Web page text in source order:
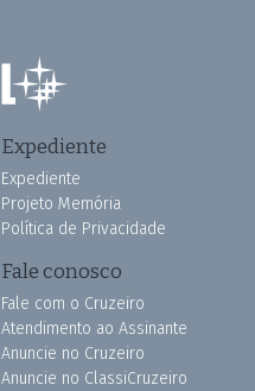
Expediente
Expediente
Projeto Memória
Política de Privacidade
Fale conosco
Fale com o Cruzeiro
Atendimento ao Assinante
Anuncie no Cruzeiro
Anuncie no ClassiCruzeiro